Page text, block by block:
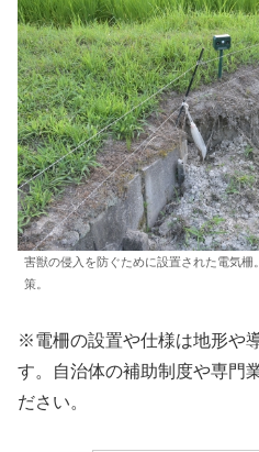
害獣の侵入を防ぐために設置された電気
策。
※電柵の設置や仕様は地形や
す。自治体の補助制度や専門
ださい。